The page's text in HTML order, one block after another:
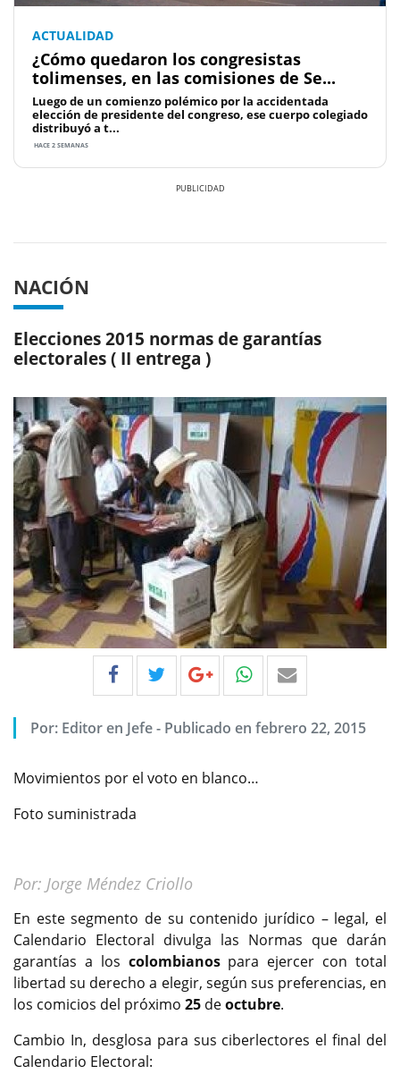
ACTUALIDAD
¿Cómo quedaron los congresistas
tolimenses, en las comisiones de Se...
Luego de un comienzo polémico por la accidentada
elección de presidente del congreso, ese cuerpo colegiado
distribuyó a t...
HACE 2 SEMANAS
NACIÓN
Elecciones 2015 normas de garantías
electorales ( II entrega )
Por: Editor en Jefe- Publicado en febrero 22, 2015
Movimientos por el voto en blanco…
Foto suministrada
Por: Jorge Méndez Criollo
En este segmento de su contenido jurídico – legal, el
Calendario Electoral divulga las Normas que darán
garantías a los colombianospara ejercer con total
libertad su derecho a elegir, según sus preferencias, en
los comicios del próximo 25 deoctubre.
Cambio In, desglosa para sus ciberlectores el final del
Calendario Electoral: